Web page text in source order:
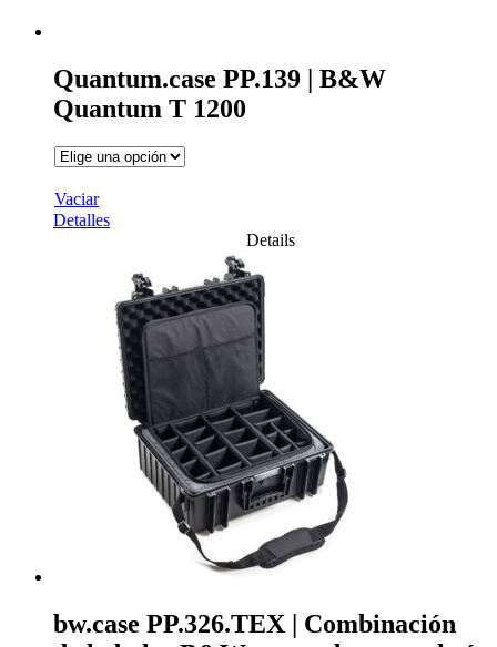
Quantum.case PP.139 | B&W
Quantum T 1200
Vaciar
Detalles
Details
bw.case PP.326.TEX | Combinación